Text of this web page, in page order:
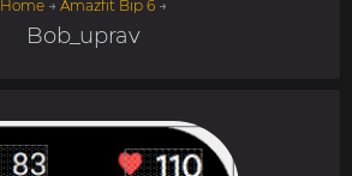
Home→ Amazfit Bip 6→
Bob_uprav